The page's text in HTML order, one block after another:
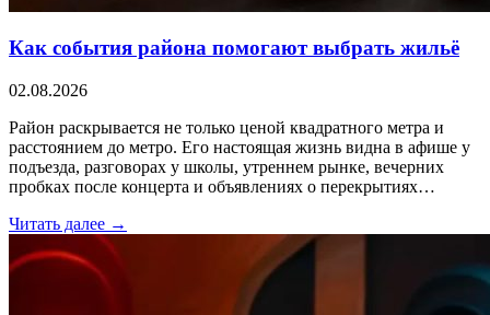
Как события района помогают выбрать жильё
02.08.2026
Район раскрывается не только ценой квадратного метра и
расстоянием до метро. Его настоящая жизнь видна в афише у
подъезда, разговорах у школы, утреннем рынке, вечерних
пробках после концерта и объявлениях о перекрытиях…
Читать далее →